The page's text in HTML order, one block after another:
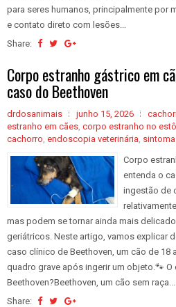
para seres humanos, principalmente por
e contato direto com lesões...
Share:
Corpo estranho gástrico em
caso do Beethoven
drdosanimais junho 15, 2026
estranho em cães, corpo estranho no
cachorro, endoscopia veterinária,
Corpo
entenda o
ingestão de
mas podem se tornar ainda mais
geriátricos. Neste artigo, vamos explicar
caso clínico de Beethoven, um cão de 18
quadro grave após ingerir um objeto.🐾
Beethoven?Beethoven, um cão sem raça...
Share: